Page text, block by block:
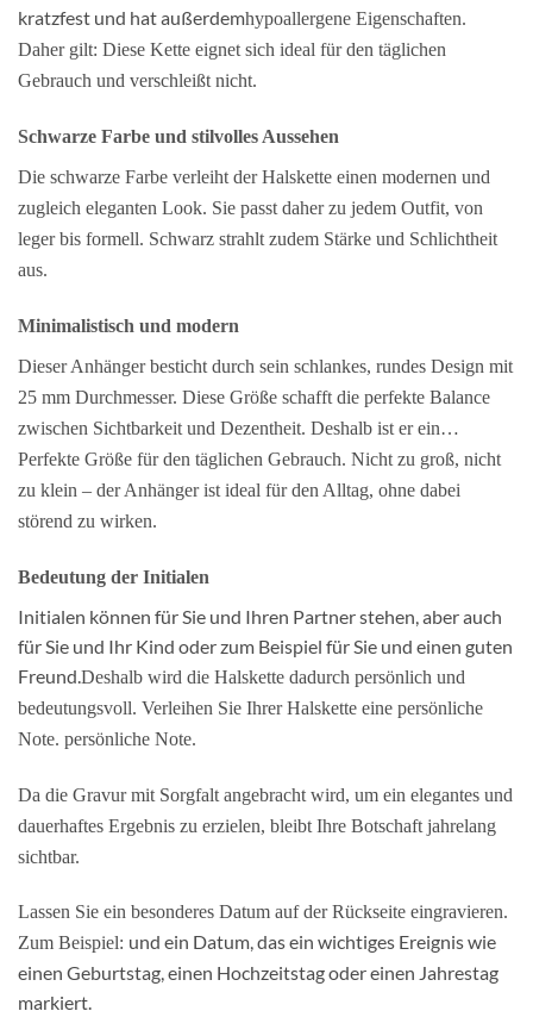
kratzfest und hat außerdemhypoallergene Eigenschaften.
Daher gilt: Diese Kette eignet sich ideal für den täglichen
Gebrauch und verschleißt nicht.
Schwarze Farbe und stilvolles Aussehen
Die schwarze Farbe verleiht der Halskette einen modernen und
zugleich eleganten Look. Sie passt daher zu jedem Outfit, von
leger bis formell. Schwarz strahlt zudem Stärke und Schlichtheit
aus.
Minimalistisch und modern
Dieser Anhänger besticht durch sein schlankes, rundes Design mit
25 mm Durchmesser. Diese Größe schafft die perfekte Balance
zwischen Sichtbarkeit und Dezentheit. Deshalb ist er ein…
Perfekte Größe für den täglichen Gebrauch. Nicht zu groß, nicht
zu klein – der Anhänger ist ideal für den Alltag, ohne dabei
störend zu wirken.
Bedeutung der Initialen
Initialen können für Sie und Ihren Partner stehen, aber auch
für Sie und Ihr Kind oder zum Beispiel für Sie und einen guten
Freund. Deshalb wird die Halskette dadurch persönlich und
bedeutungsvoll. Verleihen Sie Ihrer Halskette eine persönliche
Note. persönliche Note.
Da die Gravur mit Sorgfalt angebracht wird, um ein elegantes und
dauerhaftes Ergebnis zu erzielen, bleibt Ihre Botschaft jahrelang
sichtbar.
Lassen Sie ein besonderes Datum auf der Rückseite eingravieren.
Zum Beispiel: und ein Datum, das ein wichtiges Ereignis wie
einen Geburtstag, einen Hochzeitstag oder einen Jahrestag
markiert.